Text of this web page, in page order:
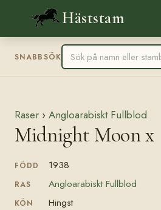
Häststam
SNABBSÖK
Raser › Angloarabiskt Fullblod
Midnight Moon x
FÖDD 1938
RAS Angloarabiskt Fullblod
KÖN Hingst